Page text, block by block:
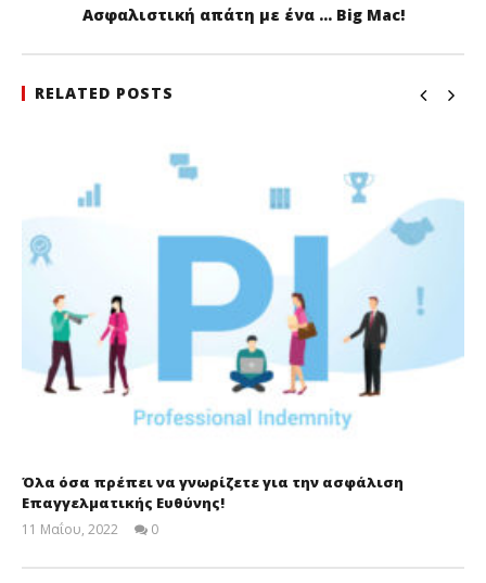
Ασφαλιστική απάτη με ένα ... Big Mac!
RELATED POSTS
Όλα όσα πρέπει να γνωρίζετε για την ασφάλιση
Επαγγελματικής Ευθύνης!
11 Μαΐου, 2022
Insurance
0